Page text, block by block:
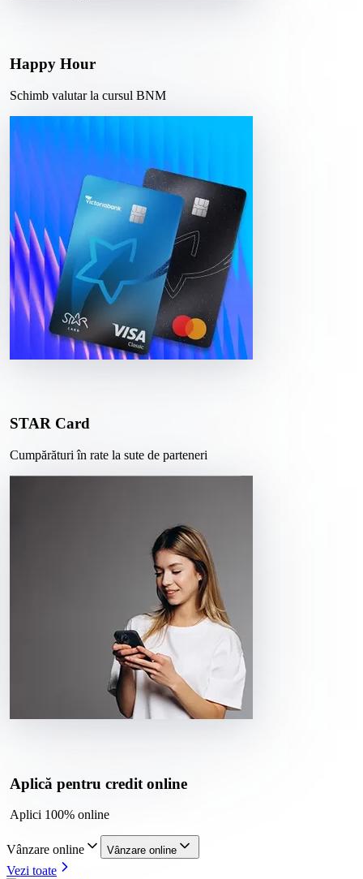
Happy Hour
Schimb valutar la cursul BNM
STAR Card
Cumpărături în rate la sute de parteneri
Aplică pentru credit online
Aplici 100% online
Vânzare online Vânzare online
Vezi toate